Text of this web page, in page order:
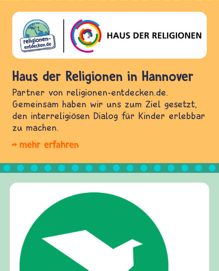
Haus der Religionen in Hannover
Partner von religionen-entdecken.de.
Gemeinsam haben wir uns zum Ziel gesetzt,
den interreligiösen Dialog für Kinder erlebbar
zu machen.
mehr erfahren